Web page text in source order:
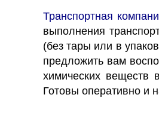
Транспортная
выполнения
(без тары или в
предложить вам
химических веществ
Готовы оперативно и